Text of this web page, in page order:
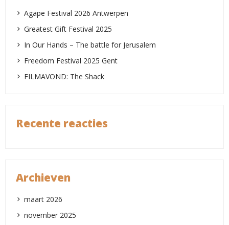
Agape Festival 2026 Antwerpen
Greatest Gift Festival 2025
In Our Hands – The battle for Jerusalem
Freedom Festival 2025 Gent
FILMAVOND: The Shack
Recente reacties
Archieven
maart 2026
november 2025